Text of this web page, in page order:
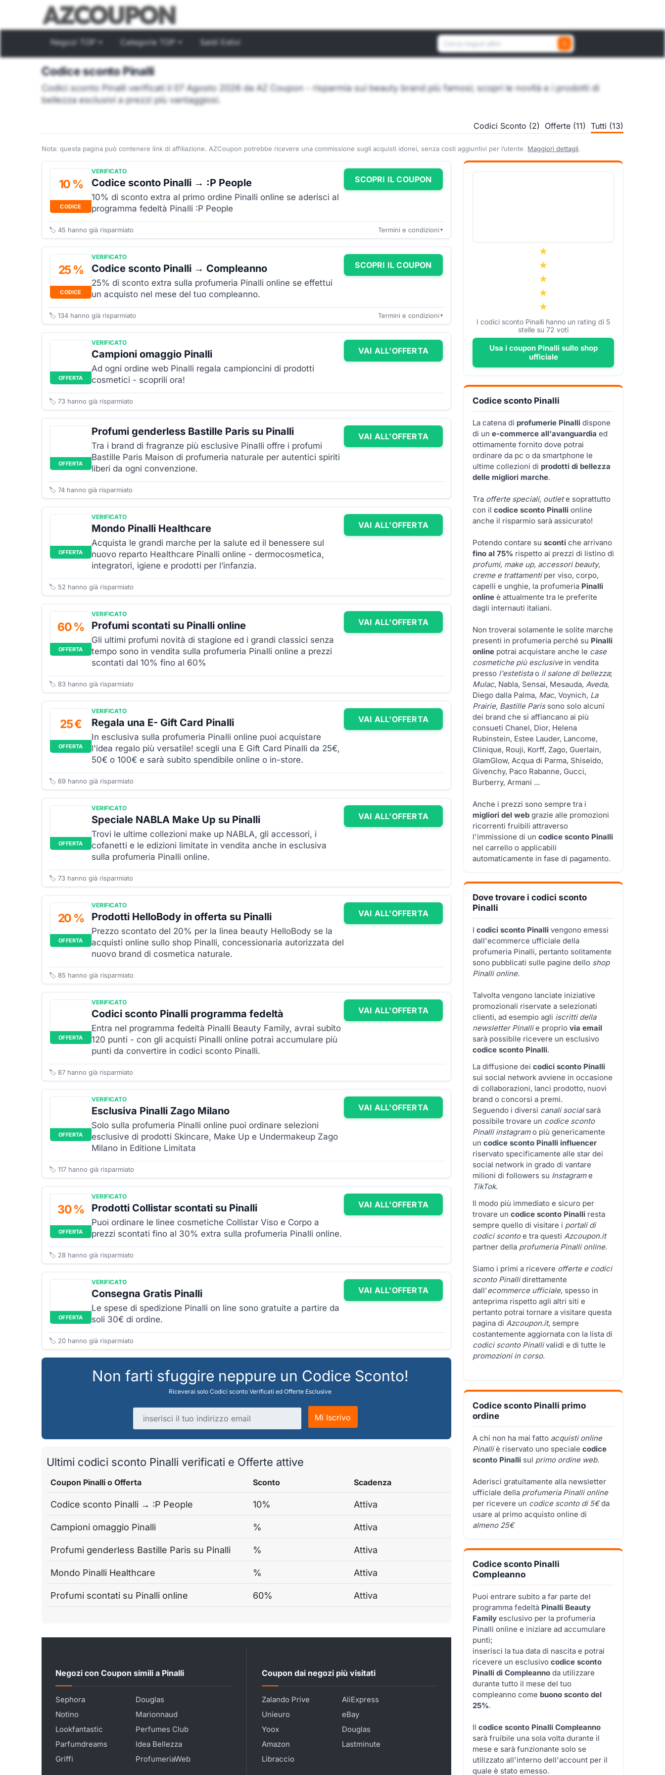
Negozi TOP Categorie TOP Saldi Estivi
Cerca un negozio attivo
Codice sconto Pinalli
Codici sconto Pinalli verificati il 07 Agosto 2026 da AZ Coupon - risparmia sui beauty brand più famosi; scopri le novità e i prodotti di
bellezza esclusivi a prezzi più vantaggiosi.
Codici Sconto (2) Offerte (11) Tutti (13)
Nota: questa pagina può contenere link di affiliazione. AZCoupon potrebbe ricevere una commissione sugli acquisti idonei, senza costi aggiuntivi per l’utente. Maggiori dettagli.
10 %
CODICE
VERIFICATO
Codice sconto Pinalli → :P People
10% di sconto extra al primo ordine Pinalli online se aderisci al
programma fedeltà Pinalli :P People
SCOPRI IL COUPON
🏷️ 45 hanno già risparmiato Termini e condizioni ▼
25 %
CODICE
VERIFICATO
Codice sconto Pinalli → Compleanno
25% di sconto extra sulla profumeria Pinalli online se effettui
un acquisto nel mese del tuo compleanno.
SCOPRI IL COUPON
🏷️ 134 hanno già risparmiato Termini e condizioni ▼
OFFERTA
VERIFICATO
Campioni omaggio Pinalli
Ad ogni ordine web Pinalli regala campioncini di prodotti
cosmetici - scoprili ora!
VAI ALL'OFFERTA
🏷️ 73 hanno già risparmiato
OFFERTA
Profumi genderless Bastille Paris su Pinalli
Tra i brand di fragranze più esclusive Pinalli offre i profumi
Bastille Paris Maison di profumeria naturale per autentici spiriti
liberi da ogni convenzione.
VAI ALL'OFFERTA
🏷️ 74 hanno già risparmiato
OFFERTA
VERIFICATO
Mondo Pinalli Healthcare
Acquista le grandi marche per la salute ed il benessere sul
nuovo reparto Healthcare Pinalli online - dermocosmetica,
integratori, igiene e prodotti per l’infanzia.
VAI ALL'OFFERTA
🏷️ 52 hanno già risparmiato
60 %
OFFERTA
VERIFICATO
Profumi scontati su Pinalli online
Gli ultimi profumi novità di stagione ed i grandi classici senza
tempo sono in vendita sulla profumeria Pinalli online a prezzi
scontati dal 10% fino al 60%
VAI ALL'OFFERTA
🏷️ 83 hanno già risparmiato
25 €
OFFERTA
VERIFICATO
Regala una E- Gift Card Pinalli
In esclusiva sulla profumeria Pinalli online puoi acquistare
l'idea regalo più versatile! scegli una E Gift Card Pinalli da 25€,
50€ o 100€ e sarà subito spendibile online o in-store.
VAI ALL'OFFERTA
🏷️ 69 hanno già risparmiato
OFFERTA
VERIFICATO
Speciale NABLA Make Up su Pinalli
Trovi le ultime collezioni make up NABLA, gli accessori, i
cofanetti e le edizioni limitate in vendita anche in esclusiva
sulla profumeria Pinalli online.
VAI ALL'OFFERTA
🏷️ 73 hanno già risparmiato
20 %
OFFERTA
VERIFICATO
Prodotti HelloBody in offerta su Pinalli
Prezzo scontato del 20% per la linea beauty HelloBody se la
acquisti online sullo shop Pinalli, concessionaria autorizzata del
nuovo brand di cosmetica naturale.
VAI ALL'OFFERTA
🏷️ 85 hanno già risparmiato
OFFERTA
VERIFICATO
Codici sconto Pinalli programma fedeltà
Entra nel programma fedeltà Pinalli Beauty Family, avrai subito
120 punti - con gli acquisti Pinalli online potrai accumulare più
punti da convertire in codici sconto Pinalli.
VAI ALL'OFFERTA
🏷️ 87 hanno già risparmiato
OFFERTA
VERIFICATO
Esclusiva Pinalli Zago Milano
Solo sulla profumeria Pinalli online puoi ordinare selezioni
esclusive di prodotti Skincare, Make Up e Undermakeup Zago
Milano in Editione Limitata
VAI ALL'OFFERTA
🏷️ 117 hanno già risparmiato
30 %
OFFERTA
VERIFICATO
Prodotti Collistar scontati su Pinalli
Puoi ordinare le linee cosmetiche Collistar Viso e Corpo a
prezzi scontati fino al 30% extra sulla profumeria Pinalli online.
VAI ALL'OFFERTA
🏷️ 28 hanno già risparmiato
OFFERTA
VERIFICATO
Consegna Gratis Pinalli
Le spese di spedizione Pinalli on line sono gratuite a partire da
soli 30€ di ordine.
VAI ALL'OFFERTA
🏷️ 20 hanno già risparmiato
Non farti sfuggire neppure un Codice Sconto!
Riceverai solo Codici sconto Verificati ed Offerte Esclusive
Indirizzo email
Mi Iscrivo
Ultimi codici sconto Pinalli verificati e Offerte attive
Coupon Pinalli o Offerta Sconto Scadenza
Codice sconto Pinalli → :P People 10% Attiva
Campioni omaggio Pinalli % Attiva
Profumi genderless Bastille Paris su Pinalli % Attiva
Mondo Pinalli Healthcare % Attiva
Profumi scontati su Pinalli online 60% Attiva
Negozi con Coupon simili a Pinalli
Sephora
Douglas
Notino
Marionnaud
Lookfantastic
Perfumes Club
Parfumdreams
Idea Bellezza
Griffi
ProfumeriaWeb
Coupon dai negozi più visitati
Zalando Prive
AliExpress
Unieuro
eBay
Yoox
Douglas
Amazon
Lastminute
Libraccio
I codici sconto Pinalli hanno un rating di 5
stelle su 72 voti
Usa i coupon Pinalli sullo shop
ufficiale
Codice sconto Pinalli
La catena di profumerie Pinalli dispone
di un e-commerce all'avanguardia ed
ottimamente fornito dove potrai
ordinare da pc o da smartphone le
ultime collezioni di prodotti di bellezza
delle migliori marche.
Tra offerte speciali, outlete soprattutto
con il codice sconto Pinalli online
anche il risparmio sarà assicurato!
Potendo contare su sconti che arrivano
fino al 75% rispetto ai prezzi di listino di
profumi, make up, accessori beauty,
creme e trattamentiper viso, corpo,
capelli e unghie, la profumeria Pinalli
online è attualmente tra le preferite
dagli internauti italiani.
Non troverai solamente le solite marche
presenti in profumeria perché su Pinalli
online potrai acquistare anche le case
cosmetiche più esclusivein vendita
presso l'estetistao il salone di bellezza;
Mulac, Nabla, Sensai, Mesauda, Aveda,
Diego dalla Palma, Mac, Voynich, La
Prairie, Bastille Parissono solo alcuni
dei brand che si affiancano ai più
consueti Chanel, Dior, Helena
Rubinstein, Estee Lauder, Lancome,
Clinique, Rouji, Korff, Zago, Guerlain,
GlamGlow, Acqua di Parma, Shiseido,
Givenchy, Paco Rabanne, Gucci,
Burberry, Armani ...
Anche i prezzi sono sempre tra i
migliori del web grazie alle promozioni
ricorrenti fruibili attraverso
l'immissione di un codice sconto Pinalli
nel carrello o applicabili
automaticamente in fase di pagamento.
Dove trovare i codici sconto
Pinalli
I codici sconto Pinalli vengono emessi
dall'ecommerce ufficiale della
profumeria Pinalli, pertanto solitamente
sono pubblicati sulle pagine dello shop
Pinalli online.
Talvolta vengono lanciate iniziative
promozionali riservate a selezionati
clienti, ad esempio agli iscritti della
newsletter Pinallie proprio via email
sarà possibile ricevere un esclusivo
codice sconto Pinalli.
La diffusione dei codici sconto Pinalli
sui social network avviene in occasione
di collaborazioni, lanci prodotto, nuovi
brand o concorsi a premi.
Seguendo i diversi canali socialsarà
possibile trovare un codice sconto
Pinalli instagramo più genericamente
un codice sconto Pinalli influencer
riservato specificamente alle star dei
social network in grado di vantare
milioni di followers su Instagrame
TikTok.
Il modo più immediato e sicuro per
trovare un codice sconto Pinalli resta
sempre quello di visitare i portali di
codici scontoe tra questi Azcoupon.it
partner della profumeria Pinalli online.
Siamo i primi a ricevere offerte e codici
sconto Pinallidirettamente
dall'ecommerce ufficiale, spesso in
anteprima rispetto agli altri siti e
pertanto potrai tornare a visitare questa
pagina di Azcoupon.it, sempre
costantemente aggiornata con la lista di
codici sconto Pinallivalidi e di tutte le
promozioni in corso.
Codice sconto Pinalli primo
ordine
A chi non ha mai fatto acquisti online
Pinalliè riservato uno speciale codice
sconto Pinalli sul primo ordine web.
Aderisci gratuitamente alla newsletter
ufficiale della profumeria Pinalli online
per ricevere un codice sconto di 5€da
usare al primo acquisto online di
almeno 25€
Codice sconto Pinalli
Compleanno
Puoi entrare subito a far parte del
programma fedeltà Pinalli Beauty
Family esclusivo per la profumeria
Pinalli online e iniziare ad accumulare
punti;
inserisci la tua data di nascita e potrai
ricevere un esclusivo codice sconto
Pinalli di Compleanno da utilizzare
durante tutto il mese del tuo
compleanno come buono sconto del
25%.
Il codice sconto Pinalli Compleanno
sarà fruibile una sola volta durante il
mese e sarà funzionante solo se
utilizzato all'interno dell'account per il
quale è stato emesso.